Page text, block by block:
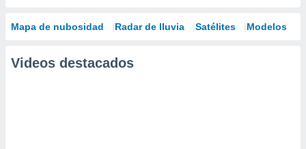
Mapa de nubosidad Radar de lluvia Satélites Modelos
Videos destacados